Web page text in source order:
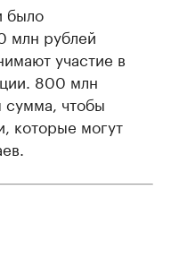
было
млн рублей
участие в
800 млн
сумма, чтобы
которые могут